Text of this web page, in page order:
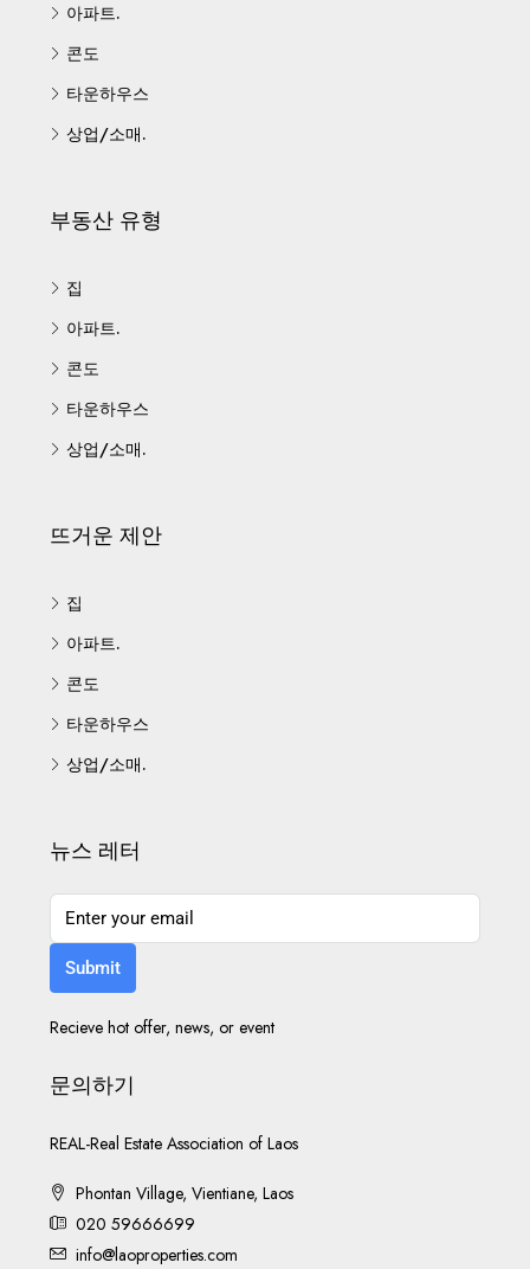
아파트.
콘도
타운하우스
상업/소매.
부동산 유형
집
아파트.
콘도
타운하우스
상업/소매.
뜨거운 제안
집
아파트.
콘도
타운하우스
상업/소매.
뉴스 레터
Submit
Recieve hot offer, news, or event
문의하기
REAL-Real Estate Association of Laos
Phontan Village, Vientiane, Laos
020 59666699
info@laoproperties.com